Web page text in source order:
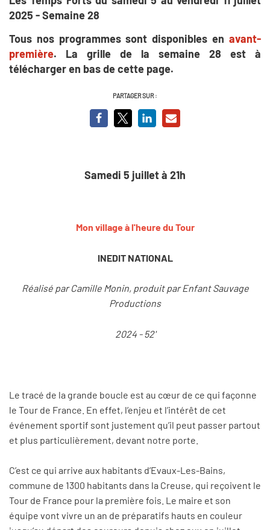
2025 - Semaine 28
Tous nos programmes sont disponibles en avant-
première. La grille de la semaine 28 est à
télécharger en bas de cette page.
PARTAGER SUR :
Samedi 5 juillet à 21h
Mon village à l'heure du Tour
INEDIT NATIONAL
Réalisé par Camille Monin, produit par Enfant Sauvage
Productions
2024 - 52'
Le tracé de la grande boucle est au cœur de ce qui façonne
le Tour de France. En effet, l’enjeu et l’intérêt de cet
événement sportif sont justement qu’il peut passer partout
et plus particulièrement, devant notre porte.
C’est ce qui arrive aux habitants d’Evaux-Les-Bains,
commune de 1300 habitants dans la Creuse, qui reçoivent le
Tour de France pour la première fois. Le maire et son
équipe vont vivre un an de préparatifs hauts en couleur